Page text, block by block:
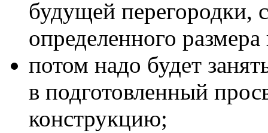
будущей перегородки,
определенного размера
потом надо будет
в подготовленный
конструкцию;